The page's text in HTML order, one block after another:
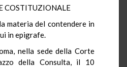
COSTITUZIONALE
materia del contendere in
in epigrafe.
nella sede della Corte
della Consulta, il 10